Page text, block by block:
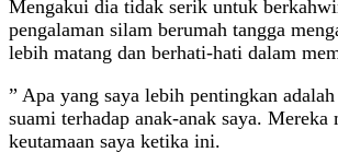
Mengakui dia tidak serik untuk
pengalaman silam berumah tangga
lebih matang dan berhati-hati dalam
” Apa yang saya lebih pentingkan
suami terhadap anak-anak saya. Mereka
keutamaan saya ketika ini.